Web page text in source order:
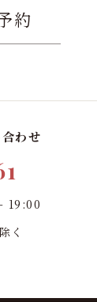
約
わせ
19:00
く